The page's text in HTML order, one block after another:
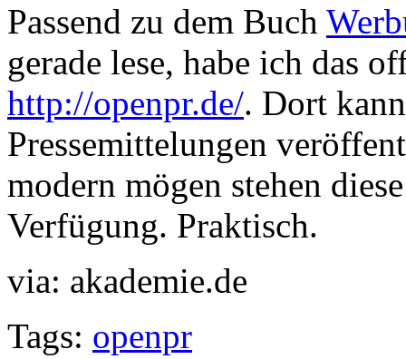
Passend zu dem Buch
gerade lese, habe ich das
http://openpr.de/. Dort
Pressemittelungen
modern mögen stehen
Verfügung. Praktisch.
via: akademie.de
Tags: openpr